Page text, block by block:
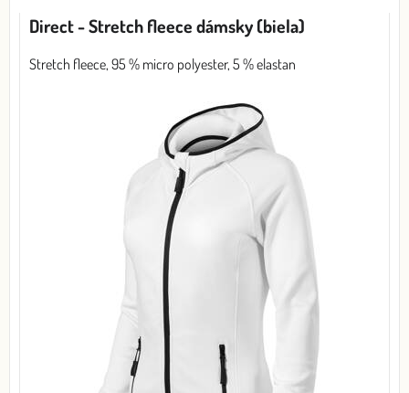
Direct - Stretch fleece dámsky (biela)
Stretch fleece, 95 % micro polyester, 5 % elastan